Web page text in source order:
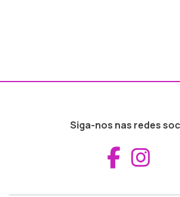
Siga-nos nas redes